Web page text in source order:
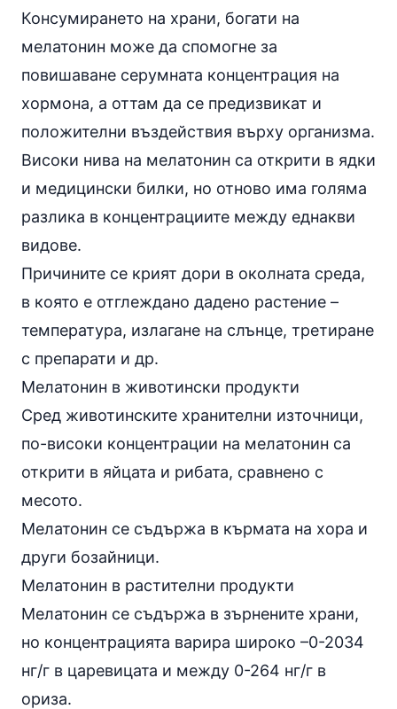
Консумирането на храни, богати на
мелатонин може да спомогне за
повишаване серумната концентрация на
хормона, а оттам да се предизвикат и
положителни въздействия върху организма.
Високи нива на мелатонин са открити в ядки
и медицински билки, но отново има голяма
разлика в концентрациите между еднакви
видове.
Причините се крият дори в околната среда,
в която е отглеждано дадено растение –
температура, излагане на слънце, третиране
с препарати и др.
Мелатонин в животински продукти
Сред животинските хранителни източници,
по-високи концентрации на мелатонин са
открити в яйцата и рибата, сравнено с
месото.
Мелатонин се съдържа в кърмата на хора и
други бозайници.
Мелатонин в растителни продукти
Мелатонин се съдържа в зърнените храни,
но концентрацията варира широко –0-2034
нг/г в царевицата и между 0-264 нг/г в
ориза.